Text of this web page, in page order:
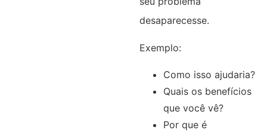
desaparecesse.
Exemplo:
Como isso ajudaria?
Quais os benefícios
que você vê?
Por que é